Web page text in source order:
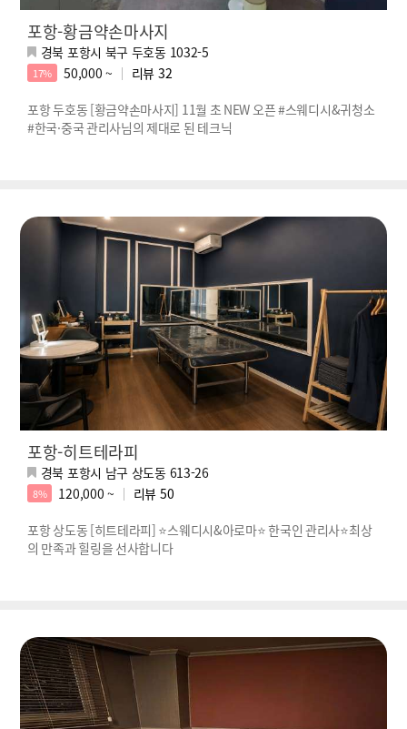
포항-황금약손마사지
경북 포항시 북구 두호동 1032-5
17% 50,000 ~ 리뷰 32
포항 두호동 [황금약손마사지] 11월 초 NEW 오픈 #스웨디시&귀청소
#한국·중국 관리사님의 제대로 된 테크닉
포항-히트테라피
경북 포항시 남구 상도동 613-26
8% 120,000 ~ 리뷰 50
포항 상도동 [히트테라피] ⭐스웨디시&아로마⭐ 한국인 관리사⭐최상
의 만족과 힐링을 선사합니다